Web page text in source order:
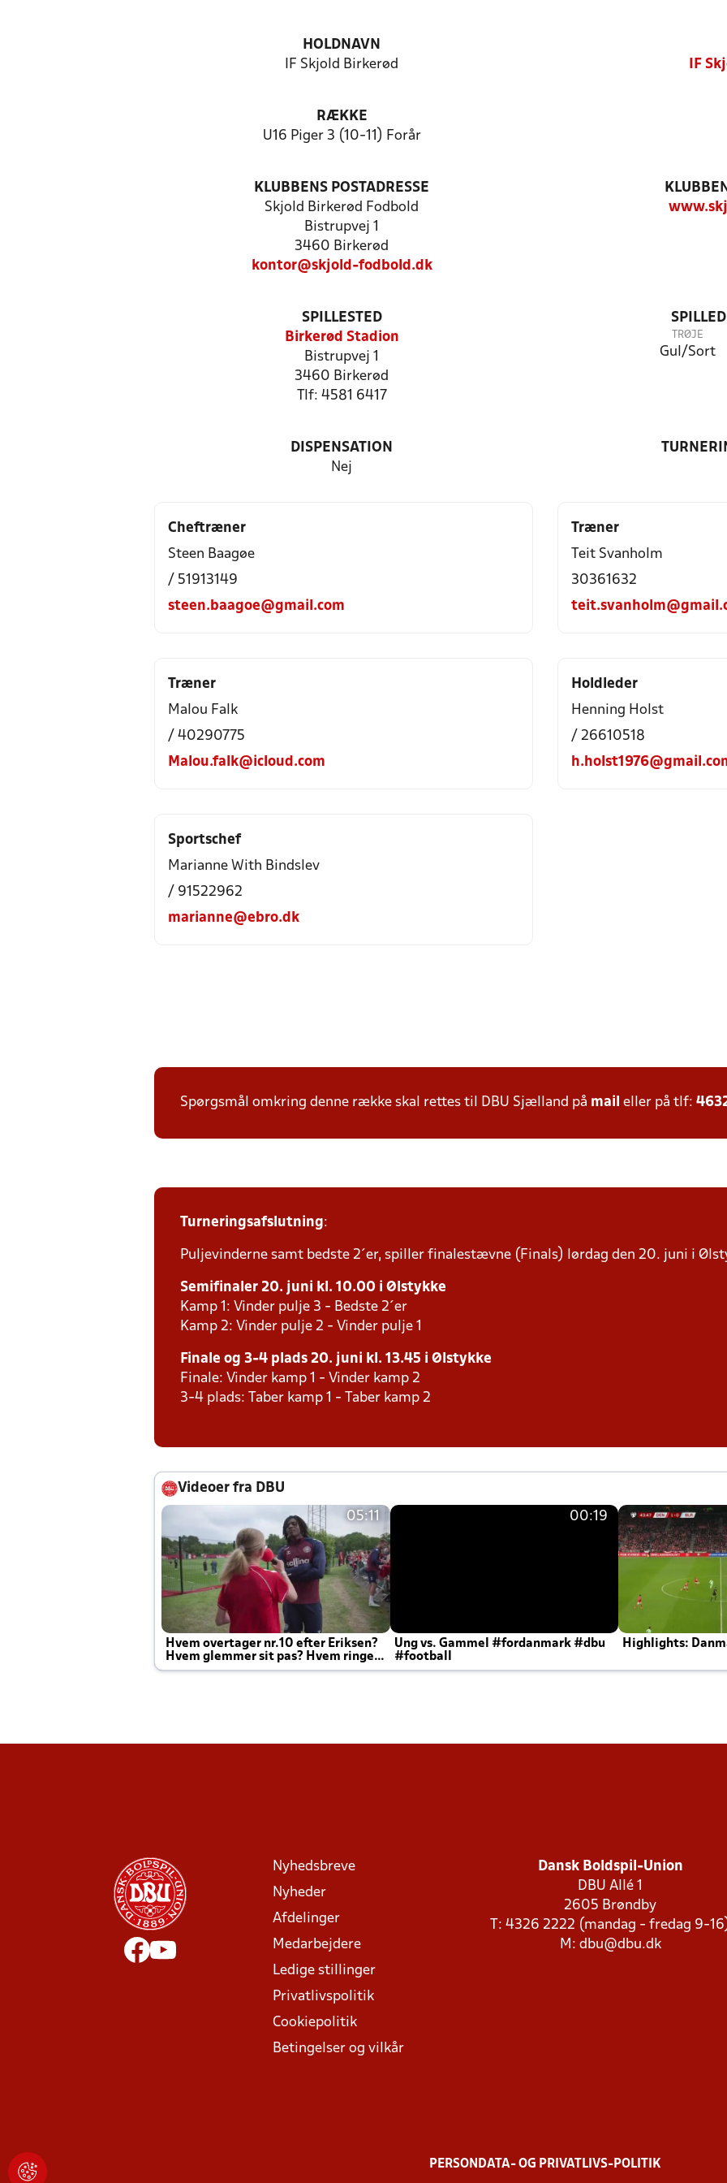
HOLDNAVN
IF Skjold Birkerød
IF
RÆKKE
U16 Piger 3 (10-11) Forår
KLUBBENS POSTADRESSE
Skjold Birkerød Fodbold
Bistrupvej 1
3460 Birkerød
kontor@skjold-fodbold.dk
SPILLESTED
Birkerød Stadion
Bistrupvej 1
3460 Birkerød
Tlf: 4581 6417
TRØJE
Gul/Sort
DISPENSATION
Nej
Cheftræner
Steen Baagøe
/ 51913149
steen.baagoe@gmail.com
Træner
Teit Svanholm
30361632
Træner
Malou Falk
/ 40290775
Malou.falk@icloud.com
Holdleder
Henning Holst
/ 26610518
Sportschef
Marianne With Bindslev
/ 91522962
marianne@ebro.dk
Spørgsmål omkring denne række skal rettes til DBU Sjælland på mail eller på tlf:
Turneringsafslutning:
Puljevinderne samt bedste 2´er, spiller finalestævne (Finals) lørdag den 20. juni i
Semifinaler 20. juni kl. 10.00 i Ølstykke
Kamp 1: Vinder pulje 3 - Bedste 2´er
Kamp 2: Vinder pulje 2 - Vinder pulje 1
Finale og 3-4 plads 20. juni kl. 13.45 i Ølstykke
Finale: Vinder kamp 1 - Vinder kamp 2
3-4 plads: Taber kamp 1 - Taber kamp 2
Videoer fra DBU
05:11
Hvem overtager nr.10 efter Eriksen?
Hvem glemmer sit pas? Hvem ringer
Joachim altid til efter kampe?
00:19
Ung vs. Gammel #fordanmark #dbu
#football
Highlights:
Nyhedsbreve
Nyheder
Afdelinger
Medarbejdere
Ledige stillinger
Privatlivspolitik
Cookiepolitik
Betingelser og vilkår
Dansk Boldspil-Union
DBU Allé 1
2605 Brøndby
T: 4326 2222 (mandag - fredag 9-
M: dbu@dbu.dk
PERSONDATA- OG PRIVATLIVS-POLITIK